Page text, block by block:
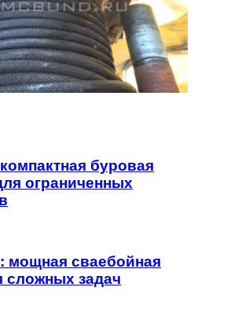
буровая
ограниченных
мощная сваебойная
сложных задач